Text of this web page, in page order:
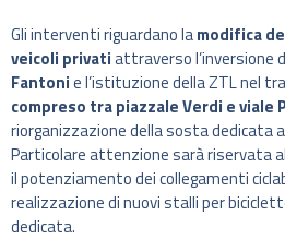
Gli interventi riguardano lamodifica
veicoli privatiattraverso l’inversione
Fantonie l’istituzione della ZTL nel
compreso tra piazzale Verdi e viale
riorganizzazione della sosta dedicata
Particolare attenzione sarà riservata
il potenziamento dei collegamenti
realizzazione di nuovi stalli per
dedicata.